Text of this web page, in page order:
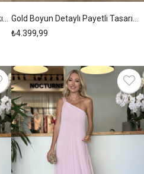
Kırmızı Prenses Model Elbise Askı00278
Gold Boyun Detaylı Payetli Tasarım Elbise Askı00277
₺4.399,99